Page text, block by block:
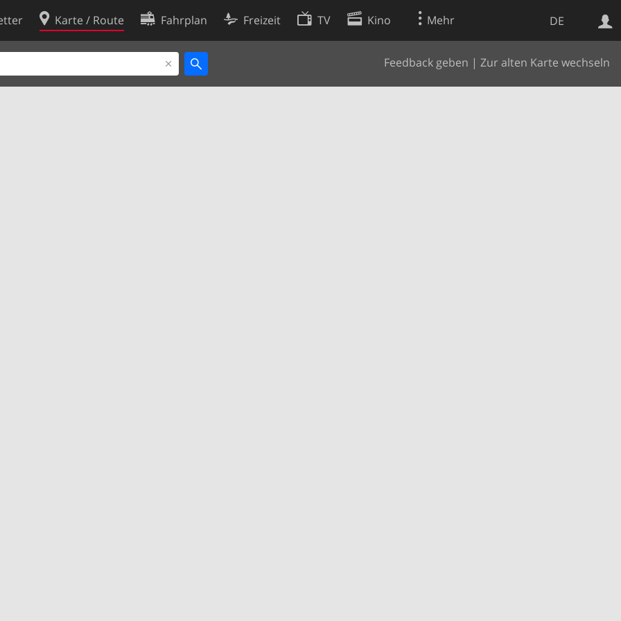
DE
Karte / Route Fahrplan Freizeit TV Kino Mehr
Feedback geben | Zur alten Karte wechseln
Websuche
Cookie-Richtlinie
Cookie-Einstellungen